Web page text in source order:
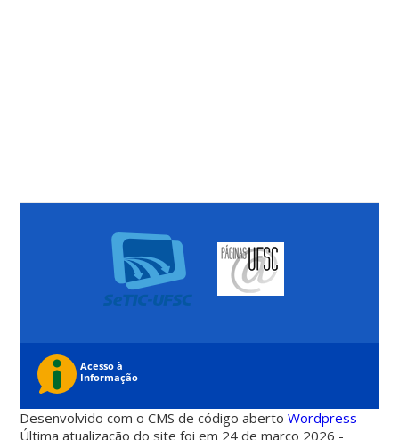
Desenvolvido com o CMS de código abertoWordpress
Última atualização do site foi em 24 de março 2026 -